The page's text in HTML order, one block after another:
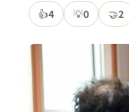
👍4 💡0 🤝2